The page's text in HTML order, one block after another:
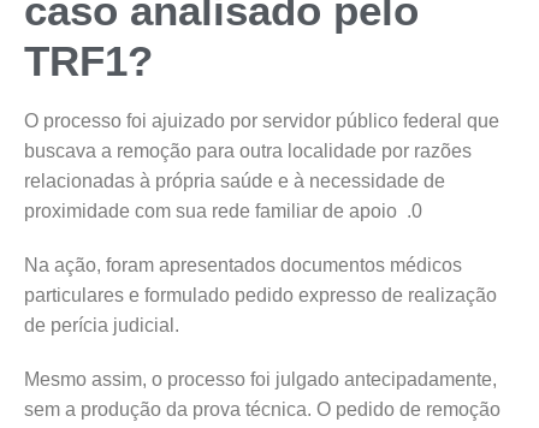
caso analisado pelo
TRF1?
O processo foi ajuizado por servidor público federal que
buscava a remoção para outra localidade por razões
relacionadas à própria saúde e à necessidade de
proximidade com sua rede familiar de apoio .0
Na ação, foram apresentados documentos médicos
particulares e formulado pedido expresso de realização
de perícia judicial.
Mesmo assim, o processo foi julgado antecipadamente,
sem a produção da prova técnica. O pedido de remoção